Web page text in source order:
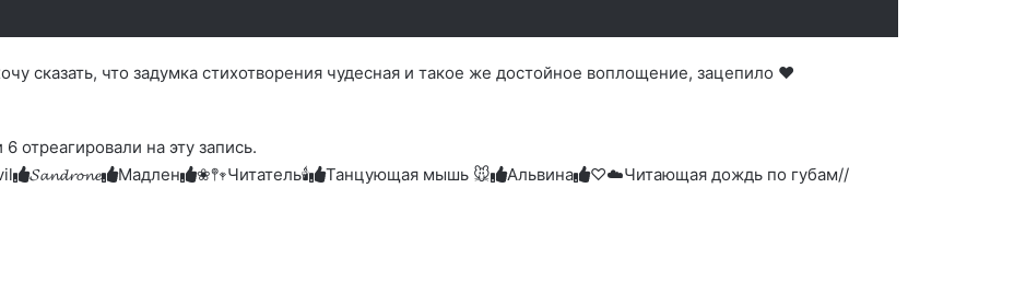
сказать, что задумка стихотворения чудесная и такое же достойное воплощение, зацепило ❤️
6 отреагировали на эту запись.
𝓢𝓪𝓷𝓭𝓻𝓸𝓷𝓮 Мадлен ❀𖤣𖥧Читатель🕯️ Танцующая мышь 🐭 Альвина
♡☁️Читающая дождь по губам//